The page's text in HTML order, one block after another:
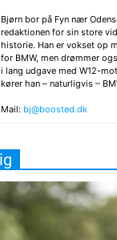
Bjørn bor på Fyn nær
redaktionen for sin store
historie. Han er vokset op
for BMW, men drømmer
i lang udgave med W12-
kører han – naturligvis –
Mail: bj@boosted.dk